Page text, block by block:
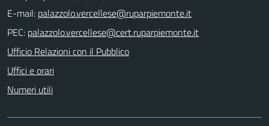
E-mail:
PEC:
Ufficio Relazioni con il Pubblico
Uffici e orari
Numeri utili